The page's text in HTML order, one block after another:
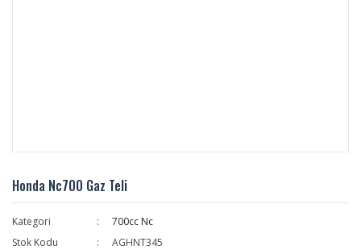
Honda Nc700 Gaz Teli
Kategori
700cc Nc
Stok Kodu
AGHNT345